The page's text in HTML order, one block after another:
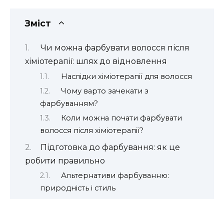
Зміст
Чи можна фарбувати волосся після
хіміотерапії: шлях до відновлення
Наслідки хіміотерапії для волосся
Чому варто зачекати з
фарбуванням?
Коли можна почати фарбувати
волосся після хіміотерапії?
Підготовка до фарбування: як це
робити правильно
Альтернативи фарбуванню:
природність і стиль